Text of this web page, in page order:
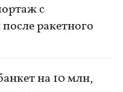
с
ракетного
на 10 млн,